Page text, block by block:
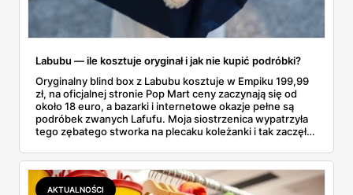
Labubu — ile kosztuje oryginał i jak nie kupić podróbki?
Oryginalny blind box z Labubu kosztuje w Empiku 199,99
zł, na oficjalnej stronie Pop Mart ceny zaczynają się od
około 18 euro, a bazarki i internetowe okazje pełne są
podróbek zwanych Lafufu. Moja siostrzenica wypatrzyła
tego zębatego stworka na plecaku koleżanki i tak zaczęło
kosztuje i po czym poznać, że sprzedawca nie wciska nam
podróbki. Spisałam wszystko, czego się dowiedziałam —
łącznie z jedną wpadką, o której za chwilę.
AKTUALNOŚCI